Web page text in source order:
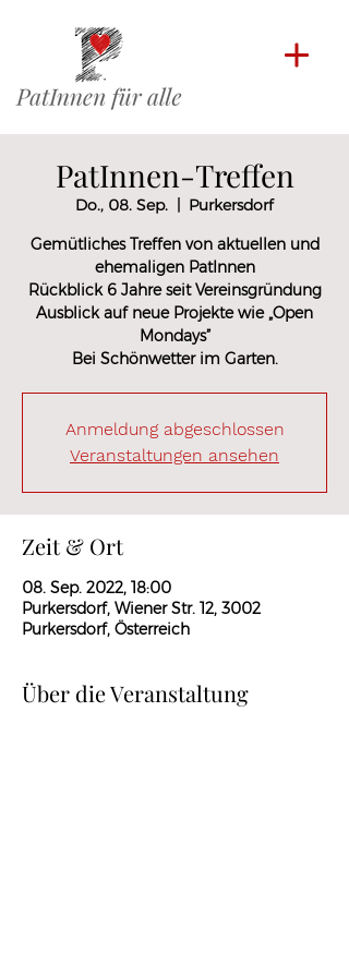
PatInnen-Treffen
Do., 08. Sep.
Purkersdorf
Gemütliches Treffen von aktuellen und
ehemaligen PatInnen
Rückblick 6 Jahre seit Vereinsgründung
Ausblick auf neue Projekte wie „Open
Mondays”
Bei Schönwetter im Garten.
Anmeldung abgeschlossen
Veranstaltungen ansehen
Zeit & Ort
08. Sep. 2022, 18:00
Purkersdorf, Wiener Str. 12, 3002
Purkersdorf, Österreich
Über die Veranstaltung